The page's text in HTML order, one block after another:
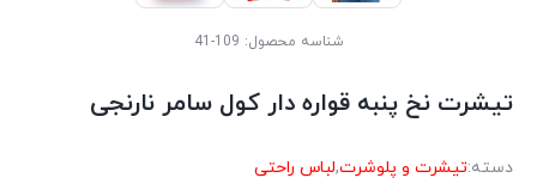
شناسه محصول: 109-41
تیشرت نخ پنبه قواره دار کول سامر نارنجی
دسته:تیشرت و پلوشرت,لباس راحتی